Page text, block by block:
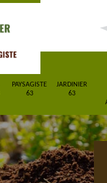
PAYSAGISTE
63
JARDINIER
63